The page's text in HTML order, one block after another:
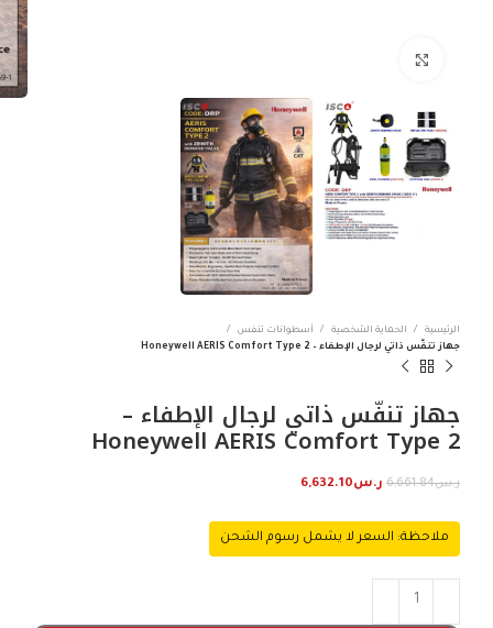
الرئيسية الحماية الشخصية
أسطوانات تنفس
جهاز تنفّس ذاتي لرجال الإطفاء – Honeywell AERIS Comfort Type 2
جهاز تنفّس ذاتي لرجال الإطفاء –
Honeywell AERIS Comfort Type 2
ر.س6,661.84 ر.س6,632.10
ملاحظة: السعر لا يشمل رسوم الشحن